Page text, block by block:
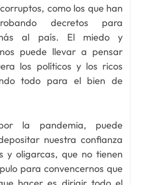
como los que han
decretos para
al país. El miedo y
puede llevar a pensar
los políticos y los ricos
todo para el bien de
la pandemia, puede
nuestra confianza
y oligarcas, que no tienen
para convencernos que